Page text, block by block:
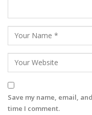
Save my name, email,
time I comment.